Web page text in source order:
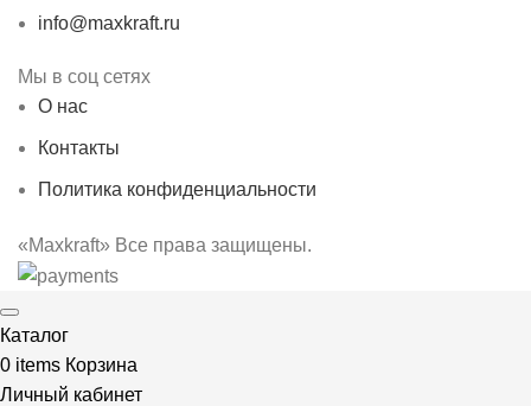
info@maxkraft.ru
Мы в соц сетях
О нас
Контакты
Политика конфиденциальности
«Maxkraft» Все права защищены.
Каталог
0 items Корзина
Личный кабинет